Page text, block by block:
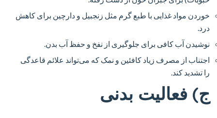
خوردن مواد غذایی با طبع گرم مثل زنجبیل و دارچین برای کاهش
درد.
نوشیدن آب کافی برای جلوگیری از نفخ و حفظ آب بدن.
اجتناب از مصرف زیاد کافئین و نمک که می‌تواند علائم قاعدگی
را تشدید کند.
ج) فعالیت بدنی